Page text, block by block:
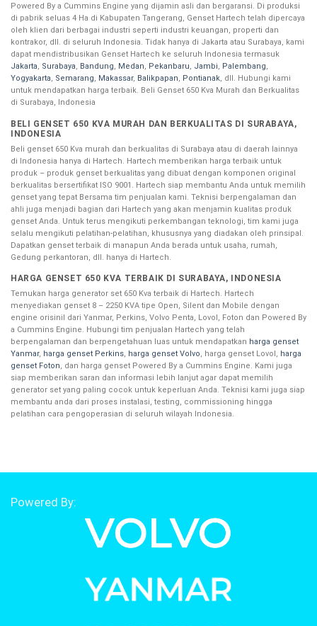
Powered By a Cummins Engine yang dijamin asli dan bergaransi. Di produksi
di pabrik seluas 4 Ha di Kabupaten Tangerang, Genset Hartech telah dipercaya
oleh klien dari berbagai industri seperti industri keuangan, properti dan
kontrakor, dll. di seluruh Indonesia. Tidak hanya di Jakarta atau Surabaya, kami
dapat mendistribusikan Genset Hartech ke seluruh Indonesia termasuk
Jakarta, Surabaya, Bandung, Medan, Pekanbaru, Jambi, Palembang,
Yogyakarta, Semarang, Makassar, Balikpapan, Pontianak, dll. Hubungi kami
untuk mendapatkan harga terbaik. Beli Genset 650 Kva Murah dan Berkualitas
di Surabaya, Indonesia
BELI GENSET 650 KVA MURAH DAN BERKUALITAS DI SURABAYA,
INDONESIA
Beli genset 650 Kva murah dan berkualitas di Surabaya atau di daerah lainnya
di Indonesia hanya di Hartech. Hartech memberikan harga terbaik untuk
produk – produk genset berkualitas yang dibuat dengan komponen original
berkualitas bersertifikat ISO 9001. Hartech siap membantu Anda untuk memilih
genset yang tepat Bersama tim penjualan kami. Teknisi berpengalaman dan
ahli juga menjadi bagian dari Hartech yang akan menjamin kualitas produk
genset Anda. Untuk terus mengikuti perkembangan teknologi, tim kami juga
selalu mengikuti pelatihan-pelatihan, khususnya yang diadakan oleh prinsipal.
Dapatkan genset terbaik di manapun Anda berada untuk usaha, rumah,
Gedung perkantoran, dll. hanya di Hartech.
HARGA GENSET 650 KVA TERBAIK DI SURABAYA, INDONESIA
Temukan harga generator set 650 Kva terbaik di Hartech. Hartech
menyediakan genset 8 – 2250 KVA tipe Open, Silent dan Mobile dengan
engine orisinil dari Yanmar, Perkins, Volvo Penta, Lovol, Foton dan Powered By
a Cummins Engine. Hubungi tim penjualan Hartech yang telah
berpengalaman dan berpengetahuan luas untuk mendapatkan harga genset
Yanmar, harga genset Perkins, harga genset Volvo, harga genset Lovol, harga
genset Foton, dan harga genset Powered By a Cummins Engine. Kami juga
siap memberikan saran dan informasi lebih lanjut agar dapat memilih
generator set yang paling cocok untuk keperluan Anda. Teknisi kami juga siap
membantu anda dari proses instalasi, testing, commissioning hingga
pelatihan cara pengoperasian di seluruh wilayah Indonesia.
Powered By: